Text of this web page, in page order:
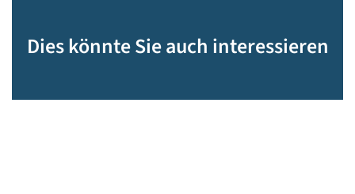
Dies könnte Sie auch interessieren